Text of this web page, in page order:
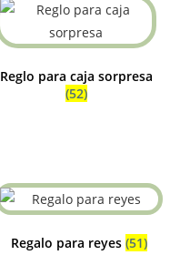
Reglo para caja sorpresa
(52)
Regalo para reyes (51)